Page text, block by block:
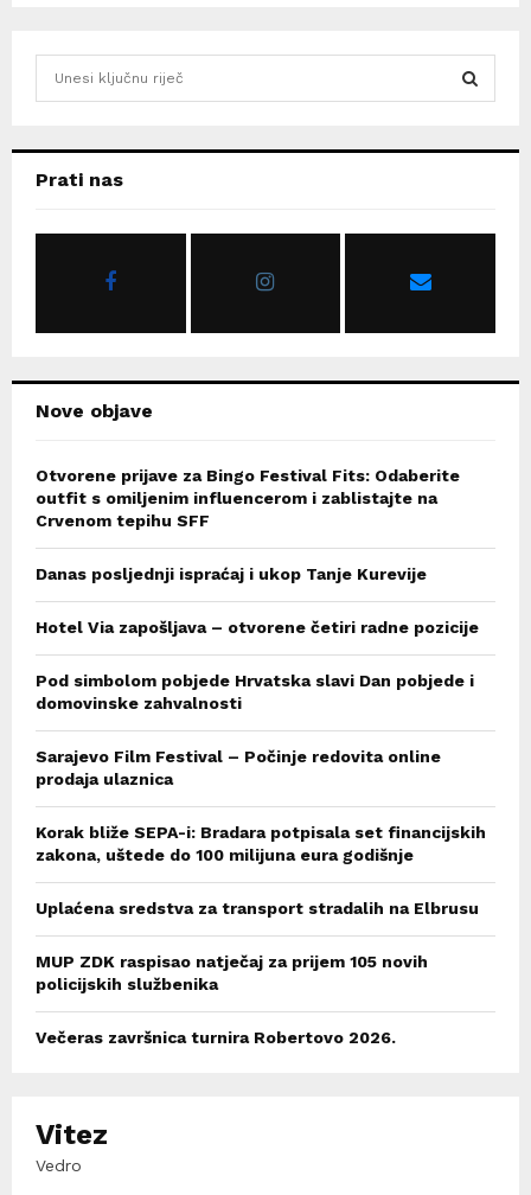
hPrati nas
Nove objave
Otvorene prijave za Bingo Festival Fits: Odaberite
outfit s omiljenim influencerom i zablistajte na
Crvenom tepihu SFF
Danas posljednji ispraćaj i ukop Tanje Kurevije
Hotel Via zapošljava – otvorene četiri radne pozicije
Pod simbolom pobjede Hrvatska slavi Dan pobjede i
domovinske zahvalnosti
Sarajevo Film Festival – Počinje redovita online
prodaja ulaznica
Korak bliže SEPA-i: Bradara potpisala set financijskih
zakona, uštede do 100 milijuna eura godišnje
Uplaćena sredstva za transport stradalih na Elbrusu
MUP ZDK raspisao natječaj za prijem 105 novih
policijskih službenika
Večeras završnica turnira Robertovo 2026.
Vitez
Vedro